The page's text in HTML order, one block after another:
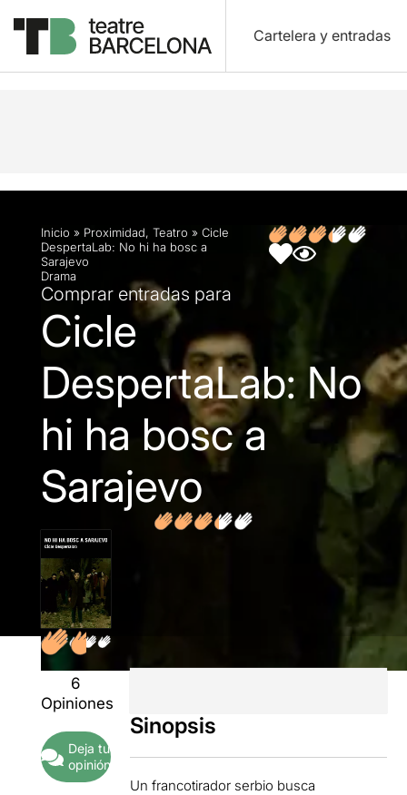
Cartelera y entradas
Descripción Ficha artística Opiniones
Inicio » Proximidad, Teatro » Cicle
DespertaLab: No hi ha bosc a
Sarajevo
Drama
Comprar entradas para
Cicle
DespertaLab: No
hi ha bosc a
Sarajevo
6
Opiniones
Deja tu
opinión
Sinopsis
Un francotirador serbio busca